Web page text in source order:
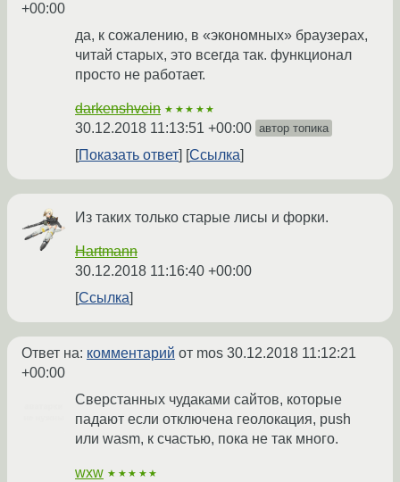
+00:00
да, к сожалению, в «экономных» браузерах,
читай старых, это всегда так. функционал
просто не работает.
darkenshvein ★★★★★
30.12.2018 11:13:51 +00:00 автор топика
Показать ответ Ссылка
Из таких только старые лисы и форки.
Hartmann
30.12.2018 11:16:40 +00:00
Ссылка
Ответ на: комментарий от mos 30.12.2018 11:12:21
+00:00
Cверстанных чудаками сайтов, которые
падают если отключена геолокация, push
или wasm, к счастью, пока не так много.
wxw ★★★★★